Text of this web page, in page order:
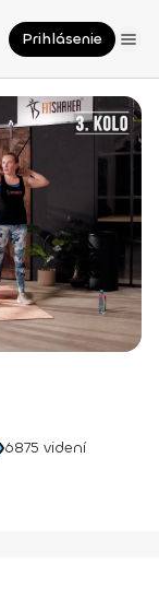
Prihlásenie
6875 videní